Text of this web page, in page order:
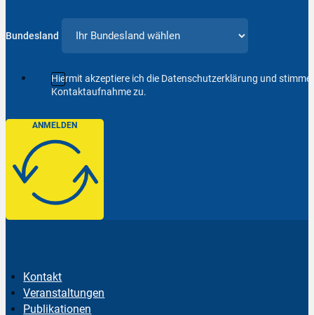
Bundesland
Hiermit akzeptiere ich die Datenschutzerklärung und
Kontaktaufnahme zu.
ANMELDEN
Kontakt
Veranstaltungen
Publikationen